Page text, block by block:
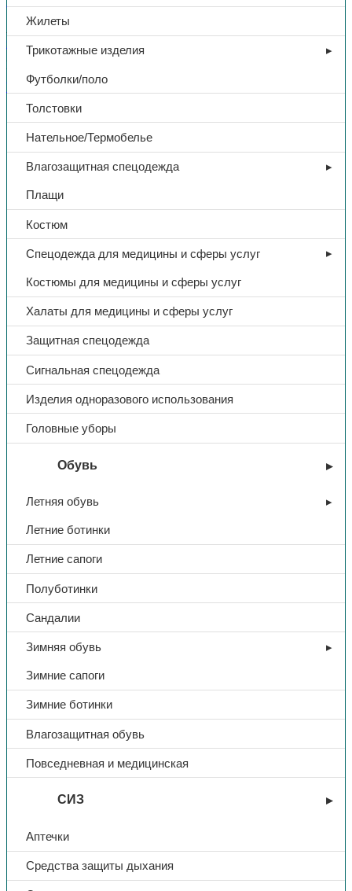
Жилеты
Трикотажные изделия
Футболки/поло
Толстовки
Нательное/Термобелье
Влагозащитная спецодежда
Плащи
Костюм
Спецодежда для медицины и сферы услуг
Костюмы для медицины и сферы услуг
Халаты для медицины и сферы услуг
Защитная спецодежда
Сигнальная спецодежда
Изделия одноразового использования
Головные уборы
Обувь
Летняя обувь
Летние ботинки
Летние сапоги
Полуботинки
Сандалии
Зимняя обувь
Зимние сапоги
Зимние ботинки
Влагозащитная обувь
Повседневная и медицинская
СИЗ
Аптечки
Средства защиты дыхания
В избранное
Артикул:Н/Д
зимние
Поделиться:
Whatsapp
Поделиться в Ok
Доп. информация
Тип Костюм
Комплект
Утепленный Да
Название Нефтяник
Ткань Смесовая с антистат. нитью
Цвет синий